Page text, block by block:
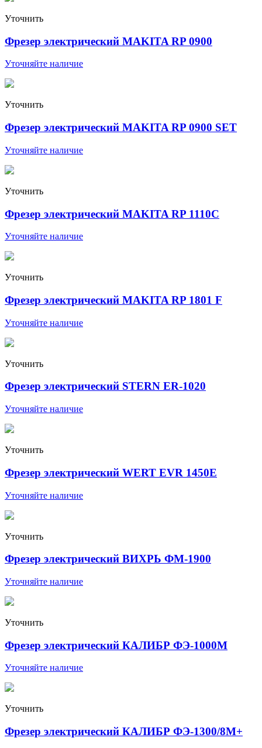
Уточнить
Фрезер электрический MAKITA RP 0900
Уточняйте наличие
Уточнить
Фрезер электрический MAKITA RP 0900 SET
Уточняйте наличие
Уточнить
Фрезер электрический MAKITA RP 1110C
Уточняйте наличие
Уточнить
Фрезер электрический MAKITA RP 1801 F
Уточняйте наличие
Уточнить
Фрезер электрический STERN ER-1020
Уточняйте наличие
Уточнить
Фрезер электрический WERT EVR 1450E
Уточняйте наличие
Уточнить
Фрезер электрический ВИХРЬ ФМ-1900
Уточняйте наличие
Уточнить
Фрезер электрический КАЛИБР ФЭ-1000М
Уточняйте наличие
Уточнить
Фрезер электрический КАЛИБР ФЭ-1300/8М+